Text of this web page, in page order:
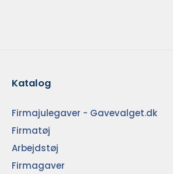
Katalog
Firmajulegaver - Gavevalget.dk
Firmatøj
Arbejdstøj
Firmagaver